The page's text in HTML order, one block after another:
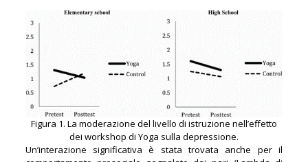
Figura 1. La moderazione del livello di istruzione nell’effetto
dei workshop di Yoga sulla depressione.
Un’interazione significativa è stata trovata anche per il